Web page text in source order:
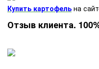
Купить картофель на
Отзыв клиента.